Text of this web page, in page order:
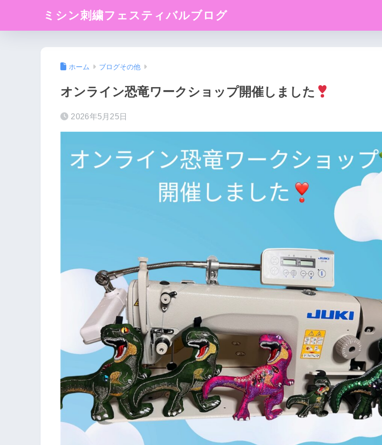
ミシン刺繍フェスティバルブログ
ホーム ブログその他
オンライン恐竜ワークショップ開催しました
2026年5月25日